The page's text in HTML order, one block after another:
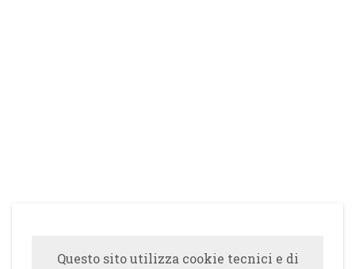
Questo sito utilizza cookie tecnici e di